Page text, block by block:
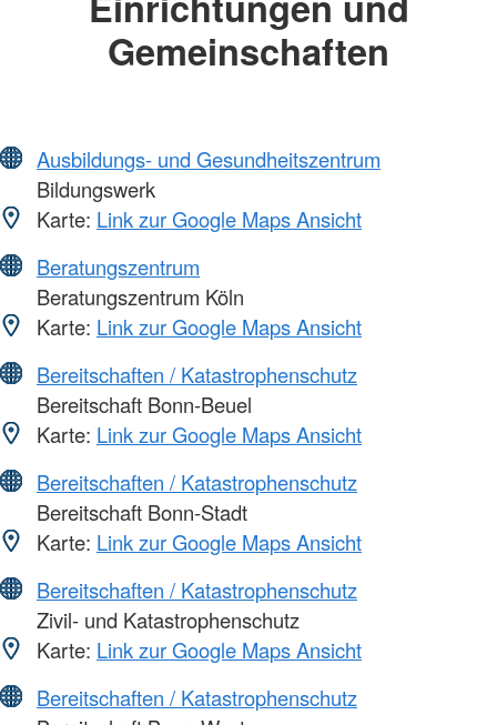
Gemeinschaften
Ausbildungs- und Gesundheitszentrum
Bildungswerk
Karte: Link zur Google Maps Ansicht
Beratungszentrum
Beratungszentrum Köln
Karte: Link zur Google Maps Ansicht
Bereitschaften / Katastrophenschutz
Bereitschaft Bonn-Beuel
Karte: Link zur Google Maps Ansicht
Bereitschaften / Katastrophenschutz
Bereitschaft Bonn-Stadt
Karte: Link zur Google Maps Ansicht
Bereitschaften / Katastrophenschutz
Zivil- und Katastrophenschutz
Karte: Link zur Google Maps Ansicht
Bereitschaften / Katastrophenschutz